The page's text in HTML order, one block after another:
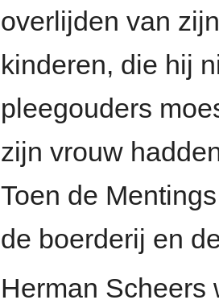
overlijden van
kinderen, die hij
pleegouders
zijn vrouw
Toen de
de boerderij en
Herman Scheers